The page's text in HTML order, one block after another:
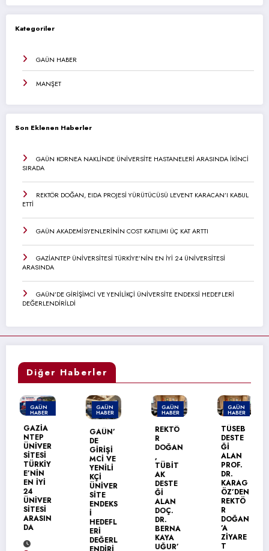
Kategoriler
GAÜN HABER
MANŞET
Son Eklenen Haberler
GAÜN KORNEA NAKLİNDE ÜNİVERSİTE HASTANELERİ ARASINDA İKİNCİ
SIRADA
REKTÖR DOĞAN, EIDA PROJESİ YÜRÜTÜCÜSÜ LEVENT KARACAN’I KABUL
ETTİ
GAÜN AKADEMİSYENLERİNİN COST KATILIMI ÜÇ KAT ARTTI
GAZİANTEP ÜNİVERSİTESİ TÜRKİYE’NİN EN İYİ 24 ÜNİVERSİTESİ
ARASINDA
GAÜN’DE GİRİŞİMCİ VE YENİLİKÇİ ÜNİVERSİTE ENDEKSİ HEDEFLERİ
DEĞERLENDİRİLDİ
Diğer Haberler
GAÜN
HABER
MANŞET
GAZİA
NTEP
ÜNİVER
SİTESİ
TÜRKİY
E’NİN
EN İYİ
24
ÜNİVER
SİTESİ
ARASIN
DA
GAÜN
HABER
GAÜN’
DE
GİRİŞİ
MCİ VE
YENİLİ
KÇİ
ÜNİVER
SİTE
ENDEKS
İ
HEDEFL
ERİ
DEĞERL
GAÜN
HABER
REKTÖ
R
DOĞAN
,
TÜBİT
AK
DESTE
Ğİ
ALAN
DOÇ.
DR.
BERNA
KAYA
UĞUR’
GAÜN
HABER
TÜSEB
DESTE
Ğİ
ALAN
PROF.
DR.
KARAG
ÖZ’DEN
REKTÖ
R
DOĞAN
’A
ZİYARE
T